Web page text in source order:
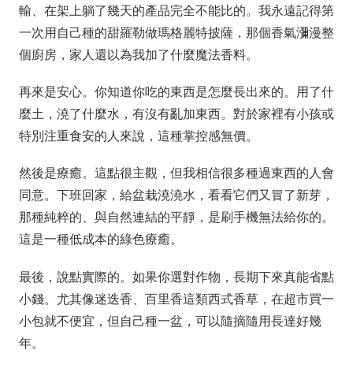
輸、在架上躺了幾天的產品完全不能比的。我永遠記得第
一次用自己種的甜羅勒做瑪格麗特披薩，那個香氣瀰漫整
個廚房，家人還以為我加了什麼魔法香料。
再來是安心。你知道你吃的東西是怎麼長出來的。用了什
麼土，澆了什麼水，有沒有亂加東西。對於家裡有小孩或
特別注重食安的人來說，這種掌控感無價。
然後是療癒。這點很主觀，但我相信很多種過東西的人會
同意。下班回家，給盆栽澆澆水，看看它們又冒了新芽，
那種純粹的、與自然連結的平靜，是刷手機無法給你的。
這是一種低成本的綠色療癒。
最後，說點實際的。如果你選對作物，長期下來真能省點
小錢。尤其像迷迭香、百里香這類西式香草，在超市買一
小包就不便宜，但自己種一盆，可以隨摘隨用長達好幾
年。